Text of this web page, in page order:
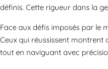
définis. Cette rigueur dans la
Face aux défis imposés par le
Ceux qui réussissent montrent
tout en naviguant avec